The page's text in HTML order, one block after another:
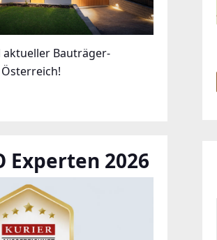
aktueller Bauträger-
Experten 2026